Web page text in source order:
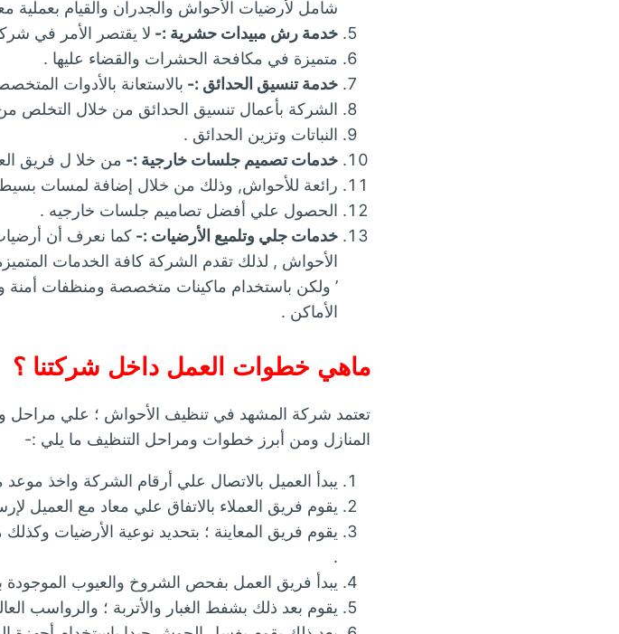
شامل لأرضيات الأحواش والجدران والقيام
خدمة رش مبيدات حشرية :- لا يقتصر الأمر في
متميزة في مكافحة الحشرات والقضاء عليها .
خدمة تنسيق الحدائق :- بالاستعانة بالأدوات
الشركة بأعمال تنسيق الحدائق من خلال التخلص من
النباتات وتزين الحدائق .
خدمات تصميم جلسات خارجية :- من خلا ل فريق
رائعة للأحواش, وذلك من خلال إضافة لمسات
الحصول علي أفضل تصاميم جلسات خارجيه .
خدمات جلي وتلميع الأرضيات :- كما نعرف أن
الأحواش , لذلك تقدم الشركة كافة الخدمات
’ ولكن باستخدام ماكينات متخصصة ومنظفات
الأماكن .
ماهي خطوات العمل داخل شركتنا ؟
تعتمد شركة المشهد في تنظيف الأحواش ؛ علي
المنازل ومن أبرز خطوات ومراحل التنظيف ما يلي :-
يبدأ العميل بالاتصال علي أرقام الشركة واخذ
يقوم فريق العملاء بالاتفاق علي معاد مع العميل
يقوم فريق المعاينة ؛ بتحديد نوعية الأرضيات
.
يبدأ فريق العمل بفحص الشروخ والعيوب الموجودة
يقوم بعد ذلك بشفط الغبار والأتربة ؛ والرواسب